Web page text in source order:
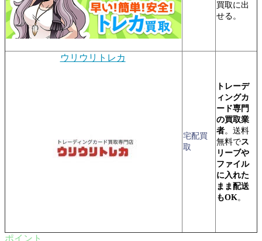
買取に出
せる。
ウリウリトレカ
宅配買
取
トレーデ
ィングカ
ード専門
の買取業
者。送料
無料でス
リーブや
ファイル
に入れた
まま配送
もOK。